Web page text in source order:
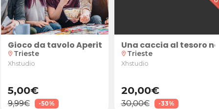
Fashion Beauty a Trieste
atmosfera di Verona! Caccia al Tesoro
Gioco da tavolo Aperitivescape (print & play + 60
location_on Trieste
Xhstudio
5,00€
9,99€ -50%
Una caccia al tesoro
location_on Trieste
Xhstudio
20,00€
30,00€ -33%